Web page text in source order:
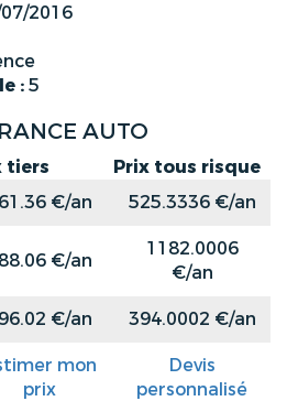
2016
:5
AUTO
tiers
Prix tous risque
€/an
525.3336 €/an
€/an
1182.0006
€/an
€/an 394.0002 €/an
mon
prix
Devis
personnalisé